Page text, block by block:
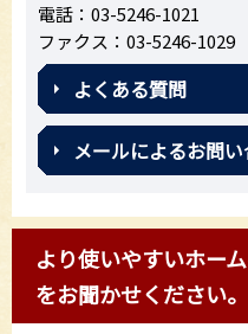
電話：03-5246-1021
ファクス：03-5246-1029
よくある質問
メールによるお問
より使いやすいホー
をお聞かせください。